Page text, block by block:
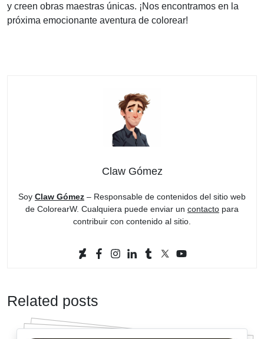
y creen obras maestras únicas. ¡Nos encontramos en la
próxima emocionante aventura de colorear!
Claw Gómez
Soy Claw Gómez – Responsable de contenidos del sitio web
de ColorearW. Cualquiera puede enviar un contacto para
contribuir con contenido al sitio.
Related posts